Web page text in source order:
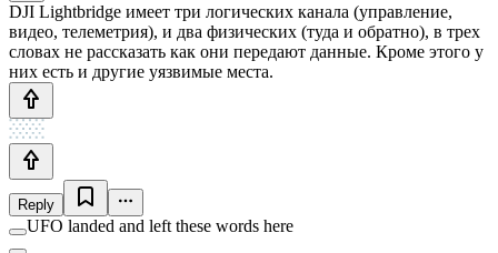
DJI Lightbridge имеет три логических канала (управление,
видео, телеметрия), и два физических (туда и обратно), в трех
словах не рассказать как они передают данные. Кроме этого у
них есть и другие уязвимые места.
Reply
UFO landed and left these words here